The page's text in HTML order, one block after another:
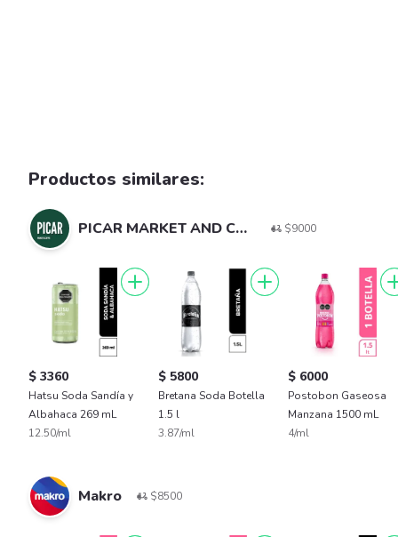
Productos similares:
PICAR MARKET AND COFFE $9000
$ 3360
Hatsu Soda Sandía y
Albahaca 269 mL
12.50/ml
$ 5800
Bretana Soda Botella
1.5 l
3.87/ml
$ 6000
Postobon Gaseosa
Manzana 1500 mL
4/ml
Makro $8500